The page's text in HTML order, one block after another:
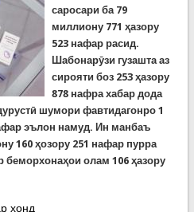
саросари ба 79
миллиону 771 ҳазору
523 нафар расид.
Шабонарӯзи гузашта аз
сирояти боз 253 ҳазору
878 нафра хабар дода
шумори фавтидагонро 1
эълон намуд. Ин манбаъ
160 ҳозору 251 нафар пурра
олам 106 ҳазору
Шумори гирифторон ба 80 миллион
хонд